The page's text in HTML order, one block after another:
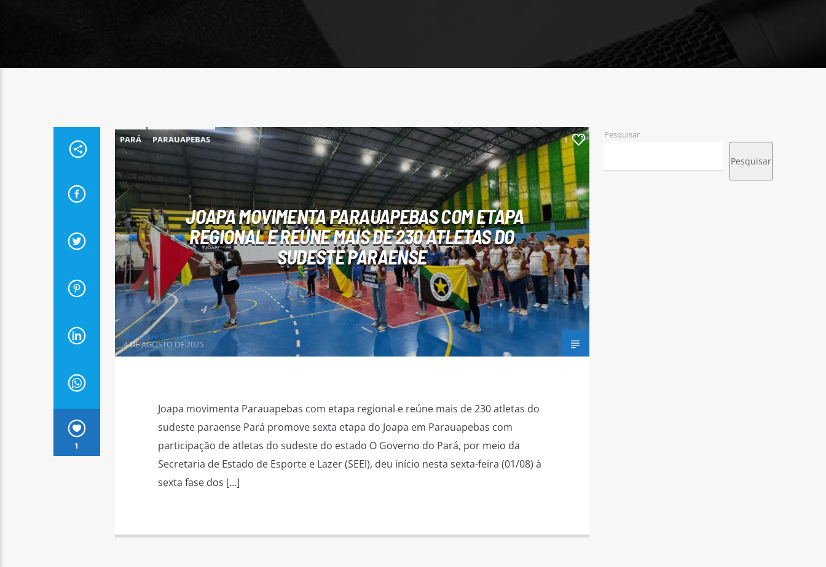
1
PARÁ PARAUAPEBAS 1
JOAPA MOVIMENTA PARAUAPEBAS COM ETAPA
REGIONAL E REÚNE MAIS DE 230 ATLETAS DO
SUDESTE PARAENSE
Henrique Gonzaga
4 DE AGOSTO DE 2025
Joapa movimenta Parauapebas com etapa regional e reúne mais de 230 atletas do
sudeste paraense Pará promove sexta etapa do Joapa em Parauapebas com
participação de atletas do sudeste do estado O Governo do Pará, por meio da
Secretaria de Estado de Esporte e Lazer (SEEl), deu início nesta sexta-feira (01/08) à
sexta fase dos […]
Pesquisar
Pesquisar